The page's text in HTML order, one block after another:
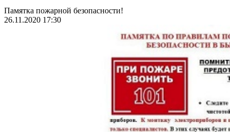
Памятка пожарной безопасности!
26.11.2020 17:30